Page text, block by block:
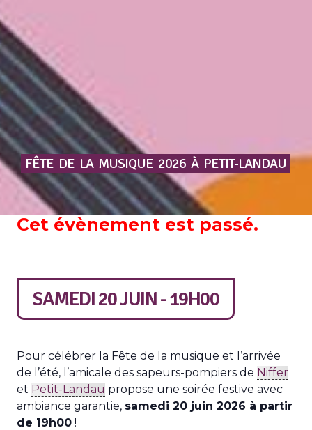
FÊTE DE LA MUSIQUE 2026 À PETIT-LANDAU
Cet évènement est passé.
SAMEDI 20 JUIN - 19H00
Pour célébrer la Fête de la musique et l’arrivée
de l’été, l’amicale des sapeurs-pompiers de Niffer
et Petit-Landau propose une soirée festive avec
ambiance garantie, samedi 20 juin 2026 à partir
de 19h00 !